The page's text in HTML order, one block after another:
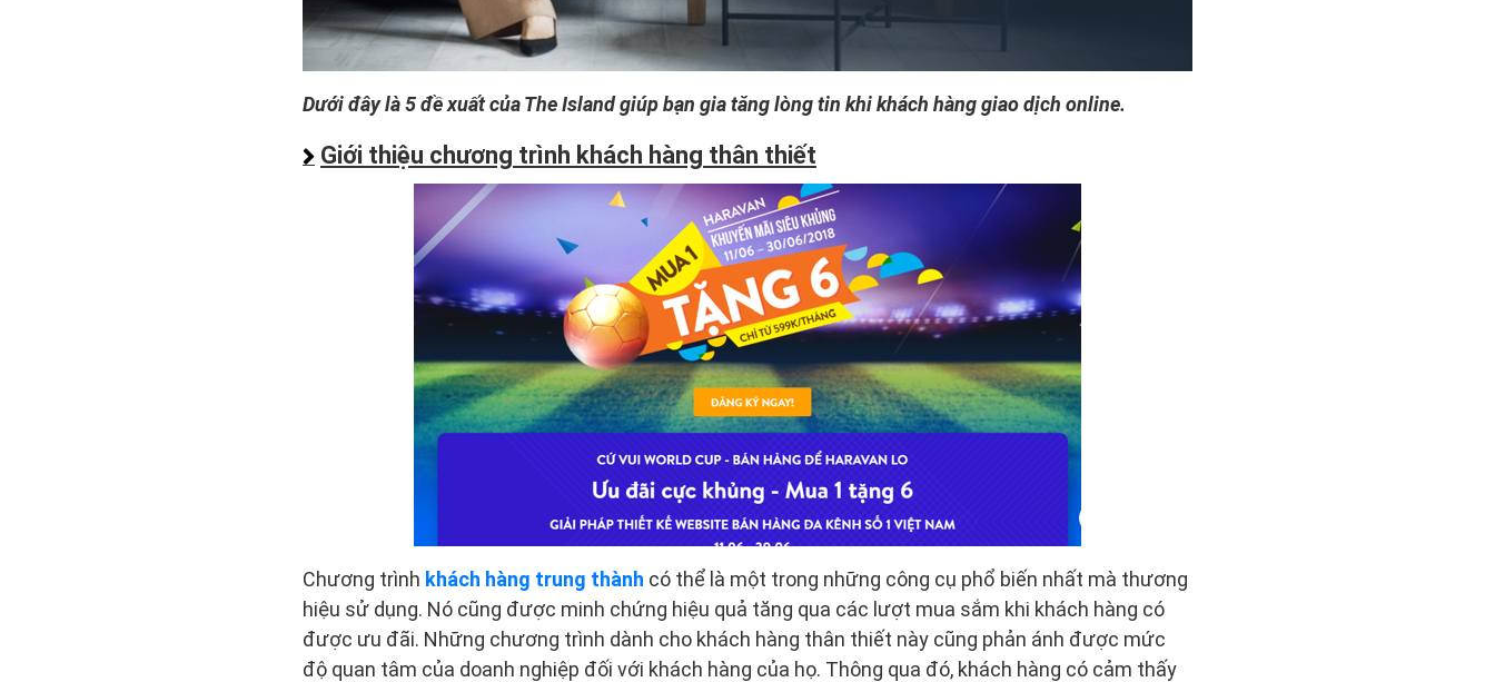
Dưới đây là 5 đề xuất của The Island giúp bạn gia tăng lòng tin khi khách hàng giao dịch online.
Giới thiệu chương trình khách hàng thân thiết
Chương trình khách hàng trung thành có thể là một trong những công cụ phổ biến nhất mà thương
hiệu sử dụng. Nó cũng được minh chứng hiệu quả tăng qua các lượt mua sắm khi khách hàng có
được ưu đãi. Những chương trình dành cho khách hàng thân thiết này cũng phản ánh được mức
độ quan tâm của doanh nghiệp đối với khách hàng của họ. Thông qua đó, khách hàng có cảm thấy